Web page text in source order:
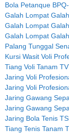
Bola Petanque
Galah Lompat
Galah Lompat
Galah Lompat
Palang Tunggal
Kursi Wasit Voli
Tiang Voli Tanam
Jaring Voli
Jaring Voli
Jaring Gawang
Jaring Gawang
Jaring Bola Tenis
Tiang Tenis Tanam